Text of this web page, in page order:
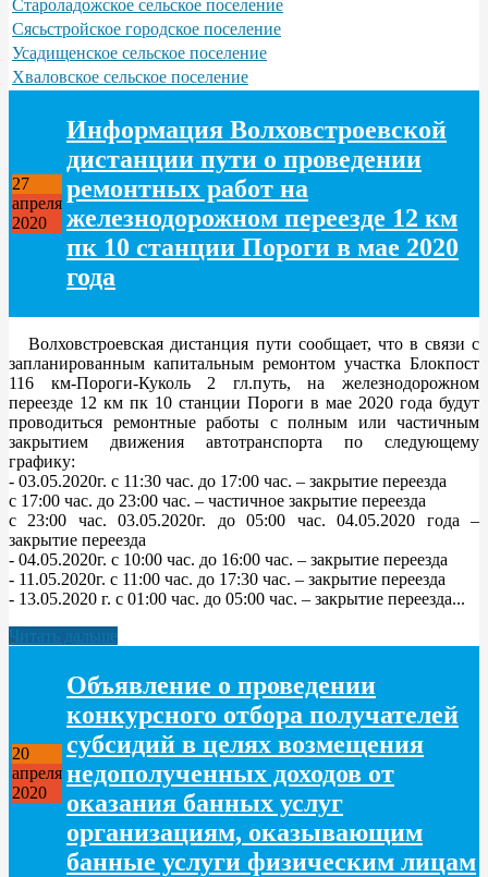
Староладожское сельское поселение
Сясьстройское городское поселение
Усадищенское сельское поселение
Хваловское сельское поселение
27
апреля
2020
Информация Волховстроевской
дистанции пути о проведении
ремонтных работ на
железнодорожном переезде 12 км
пк 10 станции Пороги в мае 2020
года
Волховстроевская дистанция пути сообщает, что в связи с
запланированным капитальным ремонтом участка Блокпост
116 км-Пороги-Куколь 2 гл.путь, на железнодорожном
переезде 12 км пк 10 станции Пороги в мае 2020 года будут
проводиться ремонтные работы с полным или частичным
закрытием движения автотранспорта по следующему
графику:
- 03.05.2020г. с 11:30 час. до 17:00 час. – закрытие переезда
с 17:00 час. до 23:00 час. – частичное закрытие переезда
с 23:00 час. 03.05.2020г. до 05:00 час. 04.05.2020 года –
закрытие переезда
- 04.05.2020г. с 10:00 час. до 16:00 час. – закрытие переезда
- 11.05.2020г. с 11:00 час. до 17:30 час. – закрытие переезда
- 13.05.2020 г. с 01:00 час. до 05:00 час. – закрытие переезда...
Читать дальше
20
апреля
2020
Объявление о проведении
конкурсного отбора получателей
субсидий в целях возмещения
недополученных доходов от
оказания банных услуг
организациям, оказывающим
банные услуги физическим лицам